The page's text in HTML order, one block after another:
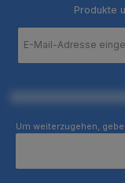
Produkte
Mail-
Um weiterzugehen,